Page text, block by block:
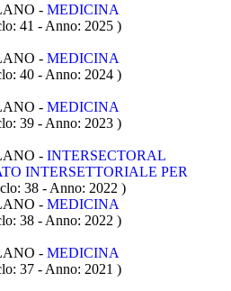
- MEDICINA
41 - Anno: 2025 )
- MEDICINA
40 - Anno: 2024 )
- MEDICINA
39 - Anno: 2023 )
- INTERSECTORAL
INTERSETTORIALE PER
38 - Anno: 2022 )
- MEDICINA
38 - Anno: 2022 )
- MEDICINA
37 - Anno: 2021 )